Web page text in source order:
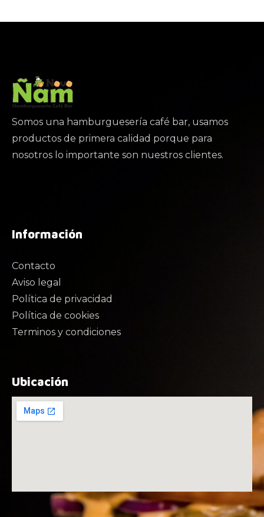
Somos una hamburguesería café bar, usamos
productos de primera calidad porque para
nosotros lo importante son nuestros clientes.
Información
Contacto
Aviso legal
Política de privacidad
Política de cookies
Terminos y condiciones
Ubicación